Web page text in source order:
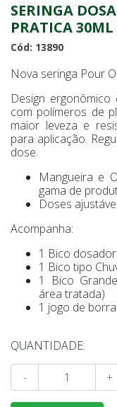
SERINGA
PRATICA
Cód: 13890
Nova seringa Pour
Design
com polímeros de
maior leveza e
para aplicação.
dose.
Mangueira e
gama de
Doses
Acompanha:
1 Bico
1 Bico tipo
1 Bico
área tratada)
1 jogo de
QUANTIDADE:
- +